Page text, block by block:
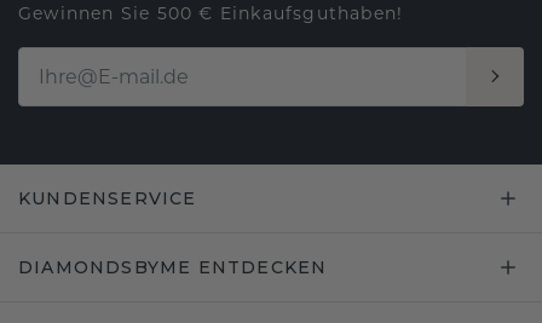
Gewinnen Sie 500 € Einkaufsguthaben!
KUNDENSERVICE
DIAMONDSBYME ENTDECKEN